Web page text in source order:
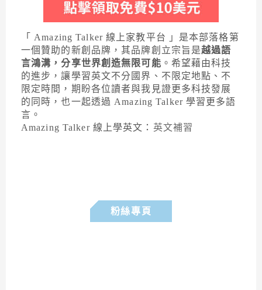
「 Amazing Talker 線上家教平台 」是本部落格第
一個贊助的新創品牌，其品牌創立宗旨是越過語
言鴻溝，分享世界創造無限可能 。希望藉由科技
的進步，讓學習英文不分國界、不限定地點、不
限定時間，期盼各位讀者與我見證更多科技發展
的同時，也一起透過 Amazing Talker 學習更多語
言。
Amazing Talker 線上學英文： 英文補習
粉絲專頁